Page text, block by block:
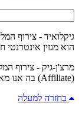
גיקלואיד - צירוף
הוא מגזין
מרצ'ן-גיק - צירוף
(Affiliate) בה אנו מאגדים מוצרים מגניבים מרחבי הרשת.
בחזרה למעלה